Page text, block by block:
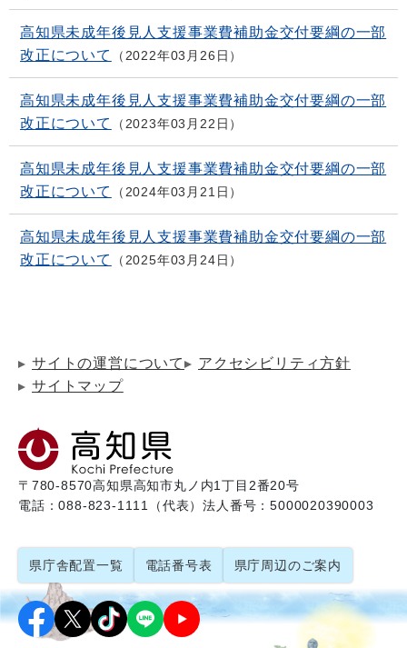
高知県未成年後見人支援事業費補助金交付要綱の一部
改正について
2022年03月26日
高知県未成年後見人支援事業費補助金交付要綱の一部
改正について
2023年03月22日
高知県未成年後見人支援事業費補助金交付要綱の一部
改正について
2024年03月21日
高知県未成年後見人支援事業費補助金交付要綱の一部
改正について
2025年03月24日
サイトの運営について
アクセシビリティ方針
サイトマップ
〒780-8570高知県高知市丸ノ内1丁目2番20号
電話：088-823-1111（代表）法人番号：5000020390003
県庁舎配置一覧 電話番号表 県庁周辺のご案内